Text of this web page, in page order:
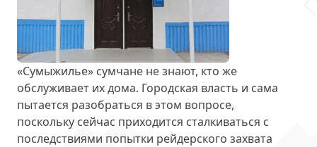
«Сумыжилье» сумчане не знают, кто же
обслуживает их дома. Городская власть и сама
пытается разобраться в этом вопросе,
поскольку сейчас приходится сталкиваться с
последствиями попытки рейдерского захвата